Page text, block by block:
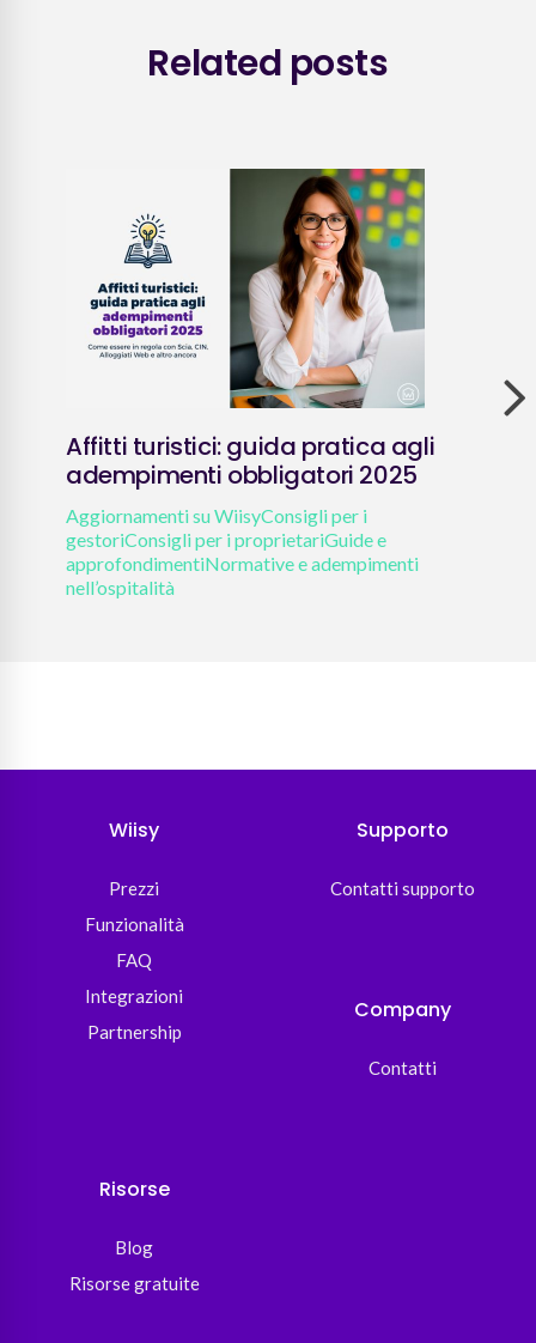
Related posts
Affitti turistici: guida pratica agli
adempimenti obbligatori 2025
Aggiornamenti su WiisyConsigli per i
gestoriConsigli per i proprietariGuide e
approfondimentiNormative e adempimenti
nell’ospitalità
Wiisy
Prezzi
Funzionalità
FAQ
Integrazioni
Partnership
Supporto
Contatti supporto
Company
Contatti
Risorse
Blog
Risorse gratuite